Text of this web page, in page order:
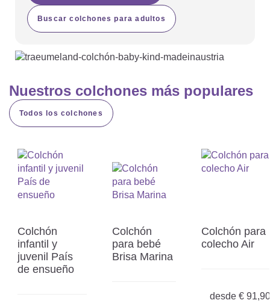
Buscar colchones para adultos
Nuestros colchones más populares
Todos los colchones
Colchón
infantil y
juvenil País
de ensueño
Colchón
para bebé
Brisa Marina
Colchón para
colecho Air
desde €